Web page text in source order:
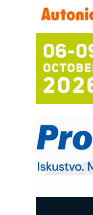
Efikasno
Proizvodnja
mrežnog
hlađenjem
Potpuna
sistema
IB
poverenja u
RMQ-
– Pametna
upravljanje